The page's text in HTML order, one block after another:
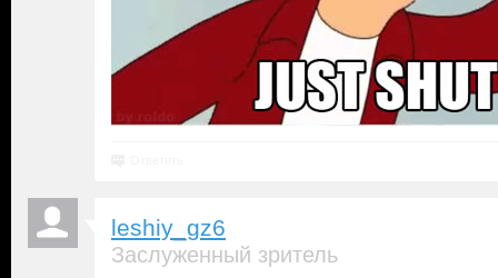
leshiy_gz6
Заслуженный зритель